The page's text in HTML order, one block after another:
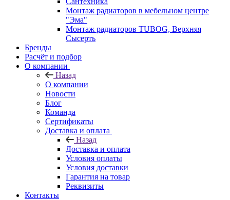
Монтаж радиаторов в мебельном центре
"Эма"
Монтаж радиаторов TUBOG, Верхняя
Сысерть
Бренды
Расчёт и подбор
О компании
Назад
О компании
Новости
Блог
Команда
Сертификаты
Доставка и оплата
Назад
Доставка и оплата
Условия оплаты
Условия доставки
Гарантия на товар
Реквизиты
Контакты